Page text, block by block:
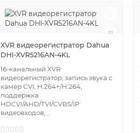
XVR видеорегистратор Dahua
DHI-XVR5216AN-4KL
16-канальный XVR
видеорегистратор, запись звука с
камер CVI, H.264+/H.264,
поддержка
HDCVI/AHD/TVI/CVBS/IP
видеовходов, ..